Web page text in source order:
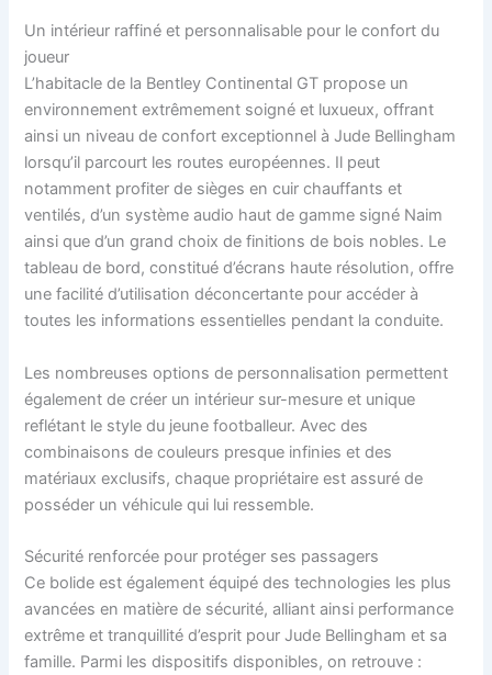
Un intérieur raffiné et personnalisable pour le confort du
joueur
L’habitacle de la Bentley Continental GT propose un
environnement extrêmement soigné et luxueux, offrant
ainsi un niveau de confort exceptionnel à Jude Bellingham
lorsqu’il parcourt les routes européennes. Il peut
notamment profiter de sièges en cuir chauffants et
ventilés, d’un système audio haut de gamme signé Naim
ainsi que d’un grand choix de finitions de bois nobles. Le
tableau de bord, constitué d’écrans haute résolution, offre
une facilité d’utilisation déconcertante pour accéder à
toutes les informations essentielles pendant la conduite.
Les nombreuses options de personnalisation permettent
également de créer un intérieur sur-mesure et unique
reflétant le style du jeune footballeur. Avec des
combinaisons de couleurs presque infinies et des
matériaux exclusifs, chaque propriétaire est assuré de
posséder un véhicule qui lui ressemble.
Sécurité renforcée pour protéger ses passagers
Ce bolide est également équipé des technologies les plus
avancées en matière de sécurité, alliant ainsi performance
extrême et tranquillité d’esprit pour Jude Bellingham et sa
famille. Parmi les dispositifs disponibles, on retrouve :